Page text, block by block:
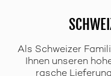
Als Schweizer
Ihnen unseren
rasche